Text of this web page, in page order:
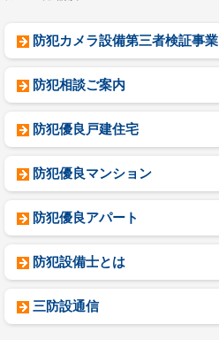
防犯カメラ設備第三者検証事業
防犯相談ご案内
防犯優良戸建住宅
防犯優良マンション
防犯優良アパート
防犯設備士とは
三防設通信